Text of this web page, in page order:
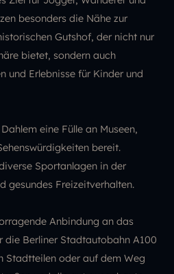
besonders die Nähe zur
Gutshof, der nicht nur
bietet, sondern auch
und Erlebnisse für Kinder und
eine Fülle an Museen,
bereit.
Sportanlagen in der
gesundes Freizeitverhalten.
Anbindung an das
die Berliner Stadtautobahn A100
Stadtteilen oder auf dem Weg